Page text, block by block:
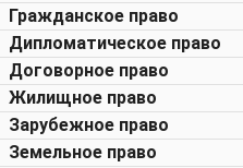
Гражданское право
Дипломатическое право
Договорное право
Жилищное право
Зарубежное право
Земельное право